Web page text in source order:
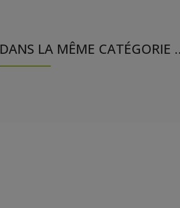
DANS LA MÊME CATÉGORIE